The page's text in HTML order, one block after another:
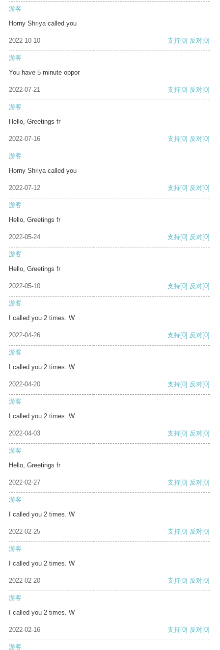
游客
Horny Shriya called you
2022-10-10 支持[0] 反对[0]
游客
You have 5 minute oppor
2022-07-21 支持[0] 反对[0]
游客
Hello, Greetings fr
2022-07-16 支持[0] 反对[0]
游客
Horny Shriya called you
2022-07-12 支持[0] 反对[0]
游客
Hello, Greetings fr
2022-05-24 支持[0] 反对[0]
游客
Hello, Greetings fr
2022-05-10 支持[0] 反对[0]
游客
I called you 2 times. W
2022-04-26 支持[0] 反对[0]
游客
I called you 2 times. W
2022-04-20 支持[0] 反对[0]
游客
I called you 2 times. W
2022-04-03 支持[0] 反对[0]
游客
Hello, Greetings fr
2022-02-27 支持[0] 反对[0]
游客
I called you 2 times. W
2022-02-25 支持[0] 反对[0]
游客
I called you 2 times. W
2022-02-20 支持[0] 反对[0]
游客
I called you 2 times. W
2022-02-16 支持[0] 反对[0]
游客